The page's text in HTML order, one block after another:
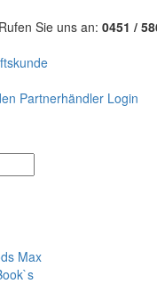
Rufen Sie uns an: 0451 /
Partnerhändler Login
Max